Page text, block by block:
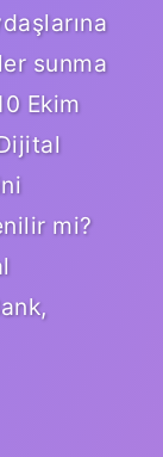
sunma
Ekim
mi?